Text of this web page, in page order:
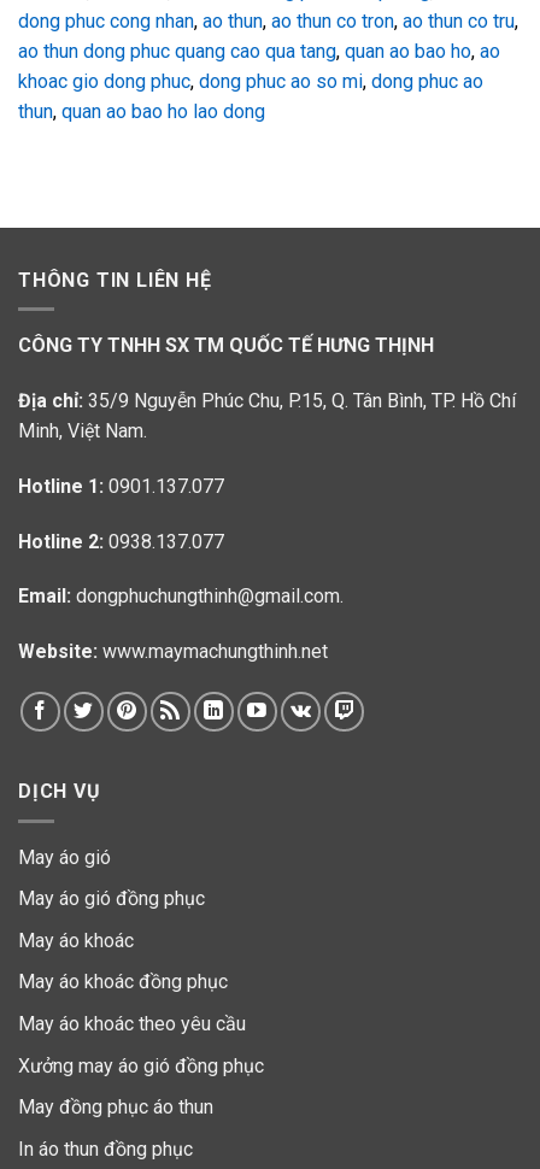
dong phuc cong nhan, ao thun, ao thun co tron, ao thun co tru,
ao thun dong phuc quang cao qua tang, quan ao bao ho, ao
khoac gio dong phuc, dong phuc ao so mi, dong phuc ao
thun, quan ao bao ho lao dong
THÔNG TIN LIÊN HỆ
CÔNG TY TNHH SX TM QUỐC TẾ HƯNG THỊNH
Địa chỉ: 35/9 Nguyễn Phúc Chu, P.15, Q. Tân Bình, TP. Hồ Chí
Minh, Việt Nam.
Hotline 1: 0901.137.077
Hotline 2: 0938.137.077
Email: dongphuchungthinh@gmail.com.
Website: www.maymachungthinh.net
DỊCH VỤ
May áo gió
May áo gió đồng phục
May áo khoác
May áo khoác đồng phục
May áo khoác theo yêu cầu
Xưởng may áo gió đồng phục
May đồng phục áo thun
In áo thun đồng phục